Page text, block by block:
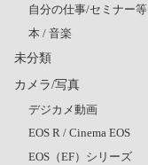
自分の仕事/セミナー等
本 / 音楽
未分類
カメラ/写真
デジカメ動画
EOS R / Cinema EOS
EOS（EF）シリーズ